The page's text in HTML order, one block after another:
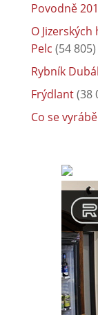
Povodně
O
Pelc (54 805)
Rybník
Frýdlant(38
Co se